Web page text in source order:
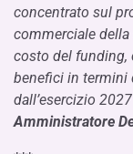
concentrato sul
commerciale
costo del funding,
benefici in termini
dall’esercizio
Amministratore